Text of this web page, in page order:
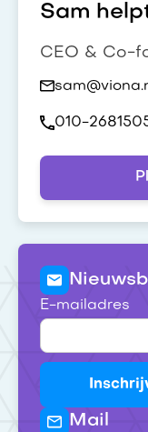
Sam
CEO & Co-
010-
E-mailadres
Mail